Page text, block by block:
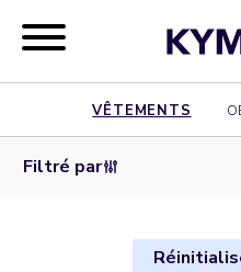
VÊTEMENTS
Filtré par